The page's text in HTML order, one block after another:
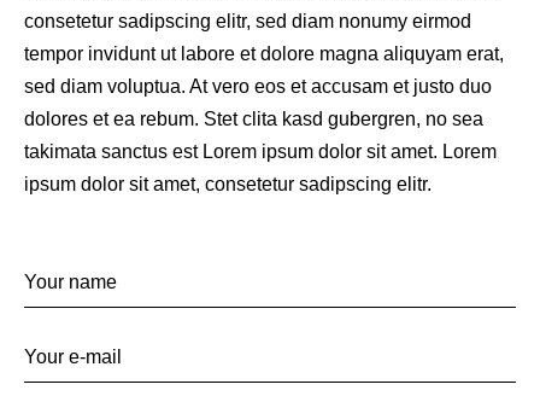
consetetur sadipscing elitr, sed diam nonumy eirmod
tempor invidunt ut labore et dolore magna aliquyam erat,
sed diam voluptua. At vero eos et accusam et justo duo
dolores et ea rebum. Stet clita kasd gubergren, no sea
takimata sanctus est Lorem ipsum dolor sit amet. Lorem
ipsum dolor sit amet, consetetur sadipscing elitr.